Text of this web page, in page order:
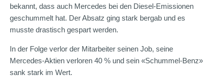
bekannt, dass auch Mercedes bei den Diesel-Emissionen
geschummelt hat. Der Absatz ging stark bergab und es
musste drastisch gespart werden.
In der Folge verlor der Mitarbeiter seinen Job, seine
Mercedes-Aktien verloren 40 % und sein «Schummel-Benz»
sank stark im Wert.